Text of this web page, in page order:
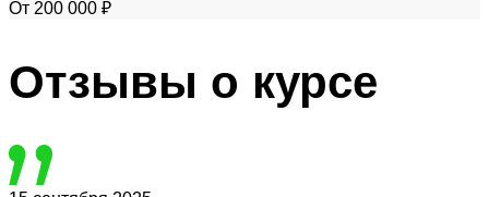
От 200 000 ₽
Отзывы о курсе